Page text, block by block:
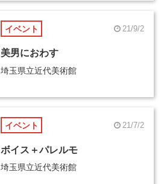
イベント 21/9/2
美男におわす
埼玉県立近代美術館
イベント 21/7/2
ボイス＋パレルモ
埼玉県立近代美術館